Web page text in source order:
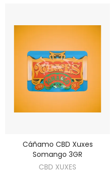
Cáñamo CBD Xuxes
Somango 3GR
CBD XUXES